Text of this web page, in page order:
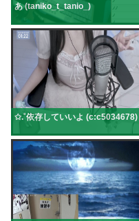
あ (taniko_t_tanio_)
✩.˚依存していいよ (c:c5034678)